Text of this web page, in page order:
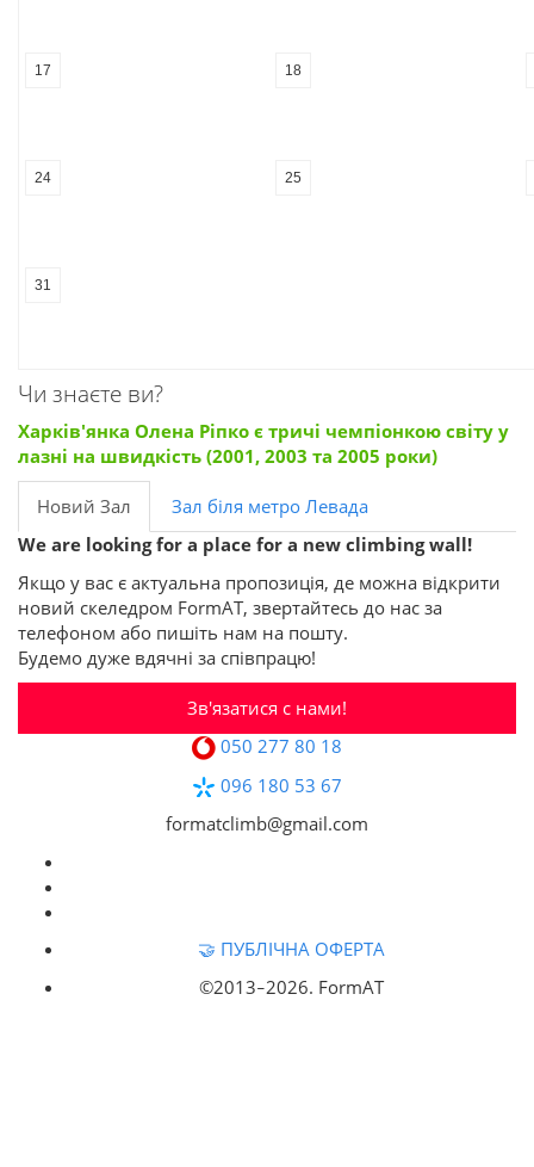
17 18
24 25
31
Чи знаєте ви?
Харків'янка Олена Ріпко є тричі чемпіонкою світу у
лазні на швидкість (2001, 2003 та 2005 роки)
Новий Зал
Зал біля метро Левада
We are looking for a place for a new climbing wall!
Якщо у вас є актуальна пропозиція, де можна відкрити
новий скеледром FormAT, звертайтесь до нас за
телефоном або пишіть нам на пошту.
Будемо дуже вдячні за співпрацю!
Зв'язатися с нами!
050 277 80 18
096 180 53 67
formatclimb@gmail.com
🤝 ПУБЛІЧНА ОФЕРТА
©2013‒2026. FormAT